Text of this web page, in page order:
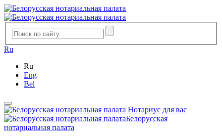
Ru
Ru
Eng
Bel
Нотариус для вас
Белорусская
нотариальная палата